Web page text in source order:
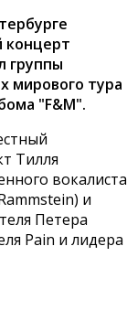
концерт
группы
мирового тура
"F&M".
Тилля
вокалиста
и
Петера
Pain и лидера